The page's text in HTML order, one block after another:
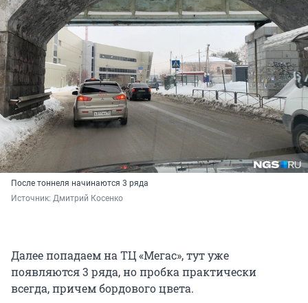
После тоннеля начинаются 3 ряда
Источник: Дмитрий Косенко
Далее попадаем на ТЦ «Мегас», тут уже
появляются 3 ряда, но пробка практически
всегда, причем бордового цвета.